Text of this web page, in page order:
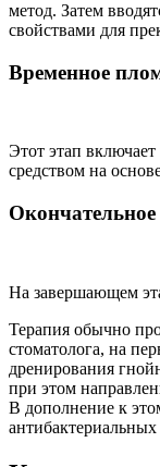
метод. Затем
свойствами для
Временное
Этот этап
средством на
На завершающем
Терапия обычно
стоматолога, на
дренирования
при этом
В дополнение к